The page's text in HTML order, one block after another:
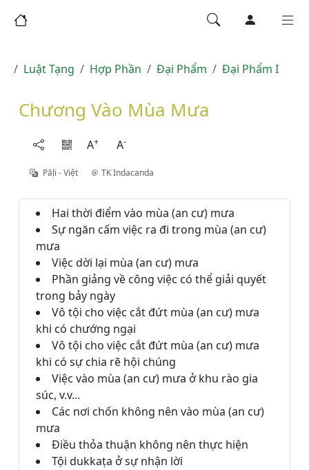
Luật Tạng Hợp Phần Đại Phẩm Đại Phẩm I
Chương Vào Mùa Mưa
A+ A-
Pāḷi - Việt TK Indacanda
Hai thời điểm vào mùa (an cư) mưa
Sự ngăn cấm việc ra đi trong mùa (an cư)
mưa
Việc dời lại mùa (an cư) mưa
Phần giảng về công việc có thể giải quyết
trong bảy ngày
Vô tội cho việc cắt đứt mùa (an cư) mưa
khi có chướng ngại
Vô tội cho việc cắt đứt mùa (an cư) mưa
khi có sự chia rẽ hội chúng
Việc vào mùa (an cư) mưa ở khu rào gia
súc, v.v...
Các nơi chốn không nên vào mùa (an cư)
mưa
Điều thỏa thuận không nên thực hiện
Tội dukkaṭa ở sự nhận lời